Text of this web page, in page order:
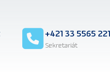
+421 33 5565 221
Sekretariát